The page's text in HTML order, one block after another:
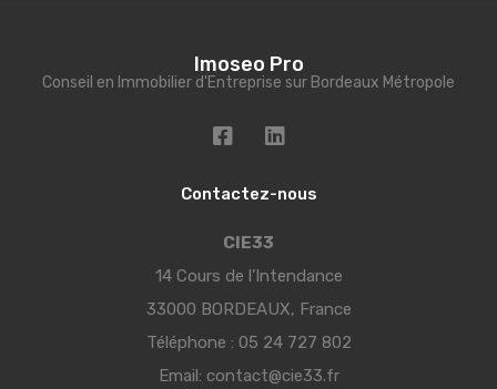
Imoseo Pro
Conseil en Immobilier d'Entreprise sur Bordeaux Métropole
Contactez-nous
CIE33
14 Cours de l’Intendance
33000 BORDEAUX, France
Téléphone : 05 24 727 802
Email: contact@cie33.fr